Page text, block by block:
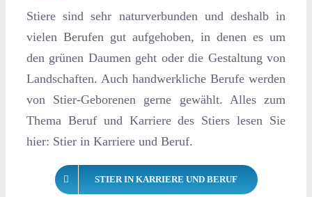
Stiere sind sehr naturverbunden und deshalb in
vielen Berufen gut aufgehoben, in denen es um
den grünen Daumen geht oder die Gestaltung von
Landschaften. Auch handwerkliche Berufe werden
von Stier-Geborenen gerne gewählt. Alles zum
Thema Beruf und Karriere des Stiers lesen Sie
hier: Stier in Karriere und Beruf.
STIER IN KARRIERE UND BERUF